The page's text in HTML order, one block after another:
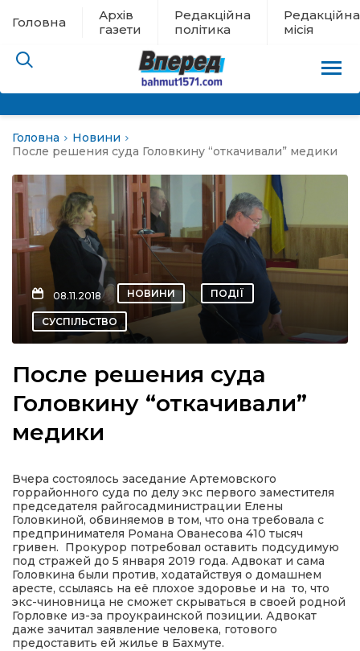
Головна
Архів
газети
Редакційна
політика
Редакційна
місія
евакуації
новини
політика
місія
Головна
Новини
После решения суда Головкину “откачивали” медики
08.11.2018 НОВИНИ ПОДІЇ
СУСПІЛЬСТВО
После решения суда
Головкину “откачивали”
медики
Вчера состоялось заседание Артемовского
горрайонного суда по делу экс первого заместителя
председателя райгосадминистрации Елены
Головкиной, обвиняемов в том, что она требовала с
предпринимателя Романа Ованесова 410 тысяч
гривен. Прокурор потребовал оставить подсудимую
под стражей до 5 января 2019 года. Адвокат и сама
Головкина были против, ходатайствуя о домашнем
аресте, ссылаясь на её плохое здоровье и на то, что
экс-чиновница не сможет скрываться в своей родной
Горловке из-за проукраинской позиции. Адвокат
даже зачитал заявление человека, готового
предоставить ей жилье в Бахмуте.